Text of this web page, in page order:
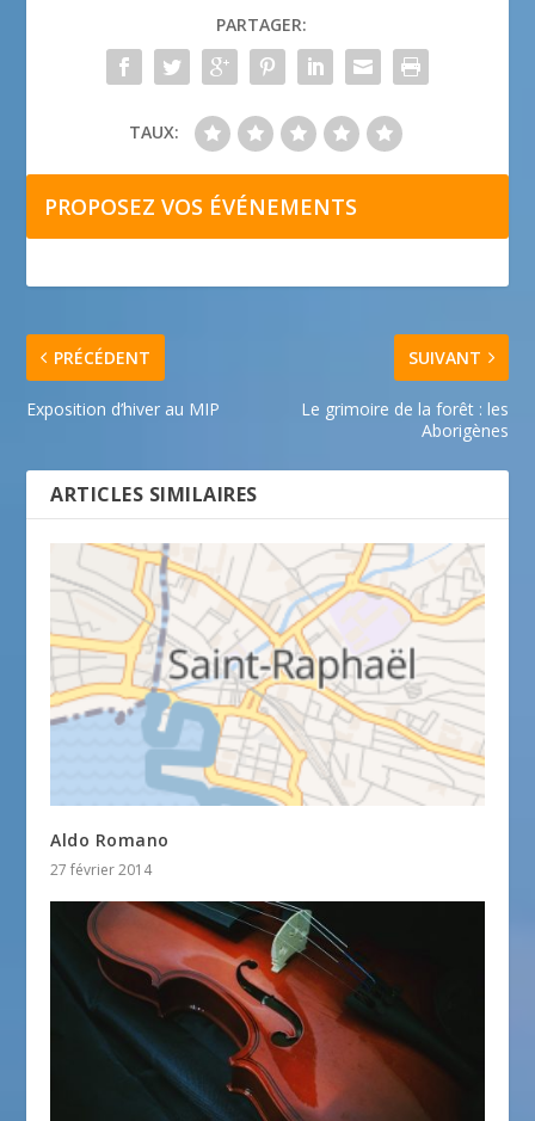
PARTAGER:
TAUX:
PROPOSEZ VOS ÉVÉNEMENTS
PRÉCÉDENT
Exposition d’hiver au MIP
SUIVANT
Le grimoire de la forêt : les
Aborigènes
ARTICLES SIMILAIRES
Aldo Romano
27 février 2014